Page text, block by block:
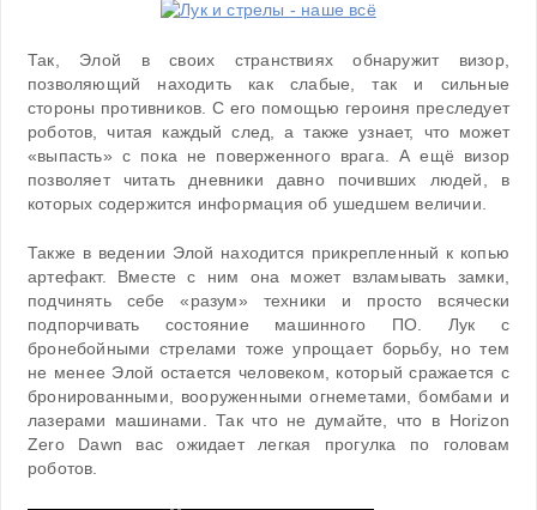
Так, Элой в своих странствиях обнаружит визор,
позволяющий находить как слабые, так и сильные
стороны противников. С его помощью героиня преследует
роботов, читая каждый след, а также узнает, что может
«выпасть» с пока не поверженного врага. А ещё визор
позволяет читать дневники давно почивших людей, в
которых содержится информация об ушедшем величии.
Также в ведении Элой находится прикрепленный к копью
артефакт. Вместе с ним она может взламывать замки,
подчинять себе «разум» техники и просто всячески
подпорчивать состояние машинного ПО. Лук с
бронебойными стрелами тоже упрощает борьбу, но тем
не менее Элой остается человеком, который сражается с
бронированными, вооруженными огнеметами, бомбами и
лазерами машинами. Так что не думайте, что в Horizon
Zero Dawn вас ожидает легкая прогулка по головам
роботов.